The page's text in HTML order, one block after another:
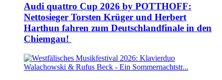
Audi quattro Cup 2026 by POTTHOFF:
Nettosieger Torsten Krüger und Herbert
Harthun fahren zum Deutschlandfinale in den
Chiemgau!